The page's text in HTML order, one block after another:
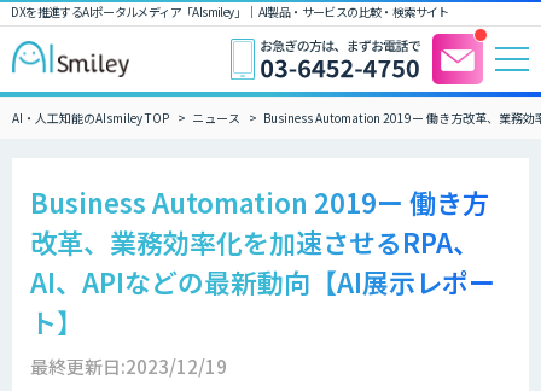
DXを推進するAIポータルメディア「AIsmiley」｜ AI製品・サービスの比較・検索サイト
AI・人工知能のAIsmiley TOP ニュース Business Automation 2019ー 働き方改革、業務効
Business Automation 2019ー 働き方
改革、業務効率化を加速させるRPA、
AI、APIなどの最新動向【AI展示レポー
ト】
最終更新日:2023/12/19